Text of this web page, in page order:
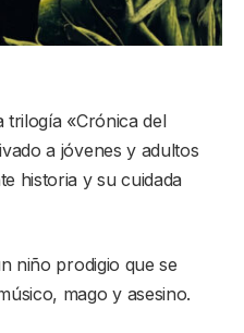
trilogía «Crónica del
a jóvenes y adultos
historia y su cuidada
niño prodigio que se
mago y asesino.